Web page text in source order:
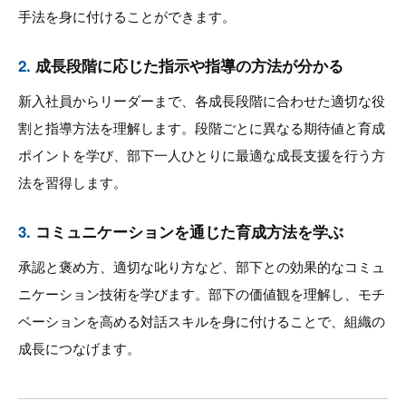
手法を身に付けることができます。
2. 成長段階に応じた指示や指導の方法が分かる
新入社員からリーダーまで、各成長段階に合わせた適切な役
割と指導方法を理解します。段階ごとに異なる期待値と育成
ポイントを学び、部下一人ひとりに最適な成長支援を行う方
法を習得します。
3. コミュニケーションを通じた育成方法を学ぶ
承認と褒め方、適切な叱り方など、部下との効果的なコミュ
ニケーション技術を学びます。部下の価値観を理解し、モチ
ベーションを高める対話スキルを身に付けることで、組織の
成長につなげます。